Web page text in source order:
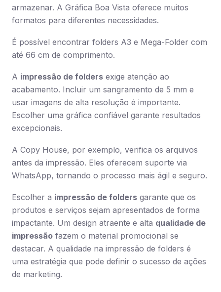
armazenar. A Gráfica Boa Vista oferece muitos
formatos para diferentes necessidades.
É possível encontrar folders A3 e Mega-Folder com
até 66 cm de comprimento.
A impressão de folders exige atenção ao
acabamento. Incluir um sangramento de 5 mm e
usar imagens de alta resolução é importante.
Escolher uma gráfica confiável garante resultados
excepcionais.
A Copy House, por exemplo, verifica os arquivos
antes da impressão. Eles oferecem suporte via
WhatsApp, tornando o processo mais ágil e seguro.
Escolher a impressão de folders garante que os
produtos e serviços sejam apresentados de forma
impactante. Um design atraente e alta qualidade de
impressão fazem o material promocional se
destacar. A qualidade na impressão de folders é
uma estratégia que pode definir o sucesso de ações
de marketing.